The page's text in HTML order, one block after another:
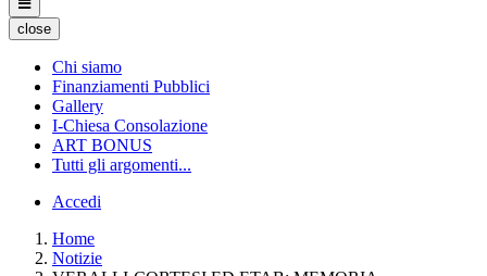
close
Chi siamo
Finanziamenti Pubblici
Gallery
I-Chiesa Consolazione
ART BONUS
Tutti gli argomenti...
Accedi
Home
Notizie